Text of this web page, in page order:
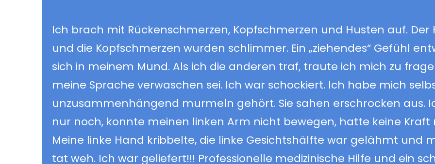
Ich brach mit Rückenschmerzen, Kopfschmerzen und Husten auf. Der
und die Kopfschmerzen wurden schlimmer. Ein „ziehendes“ Gefühl
sich in meinem Mund. Als ich die anderen traf, traute ich mich zu
meine Sprache verwaschen sei. Ich war schockiert. Ich habe mich
unzusammenhängend murmeln gehört. Sie sahen erschrocken aus.
nur noch, konnte meinen linken Arm nicht bewegen, hatte keine Kraft
Meine linke Hand kribbelte, die linke Gesichtshälfte war gelähmt und
tat weh. Ich war geliefert!!! Professionelle medizinische Hilfe und ein